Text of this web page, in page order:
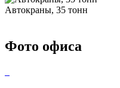
Автокраны, 35 тонн
Фото офиса